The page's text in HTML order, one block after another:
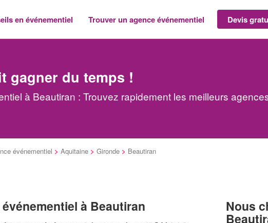
en événementiel Trouver un agence événementiel Devis
gagner du temps !
à Beautiran : Trouvez rapidement les meilleurs
événementiel > Aquitaine > Gironde > Beautiran
à Beautiran Nous